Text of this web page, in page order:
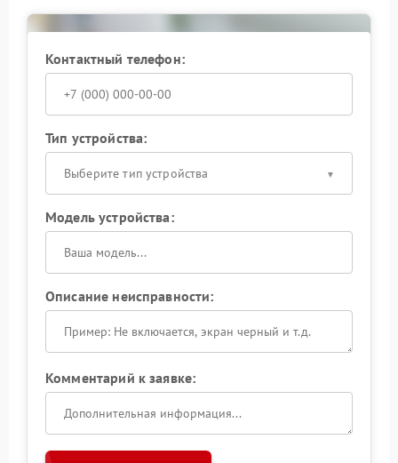
Контактный телефон:
Тип устройства:
Выберите тип устройства
Модель устройства:
Описание неисправности:
Комментарий к заявке: